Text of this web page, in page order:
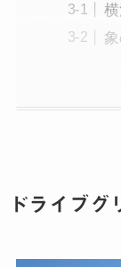
ドライブ